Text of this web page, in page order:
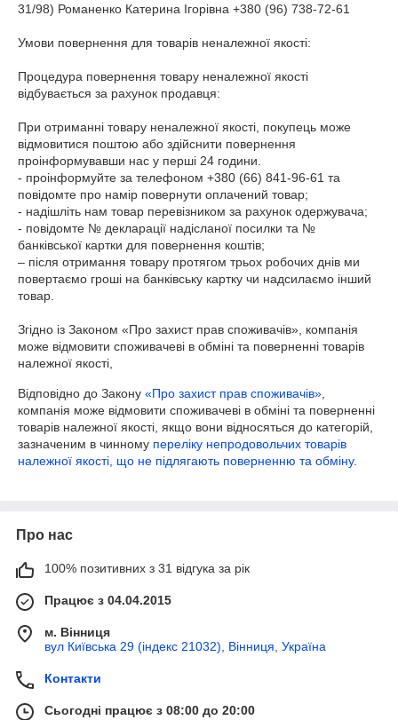
31/98) Романенко Катерина Ігорівна +380 (96) 738-72-61
Умови повернення для товарів неналежної якості:
Процедура повернення товару неналежної якості
відбувається за рахунок продавця:
При отриманні товару неналежної якості, покупець може
відмовитися поштою або здійснити повернення
проінформувавши нас у перші 24 години.
- проінформуйте за телефоном +380 (66) 841-96-61 та
повідомте про намір повернути оплачений товар;
- надішліть нам товар перевізником за рахунок одержувача;
- повідомте № декларації надісланої посилки та №
банківської картки для повернення коштів;
– після отримання товару протягом трьох робочих днів ми
повертаємо гроші на банківську картку чи надсилаємо інший
товар.
Згідно із Законом «Про захист прав споживачів», компанія
може відмовити споживачеві в обміні та поверненні товарів
належної якості,
Відповідно до Закону «Про захист прав споживачів»
компанія може відмовити споживачеві в обміні та поверненні
товарів належної якості, якщо вони відносяться до категорій,
зазначеним в чинному переліку непродовольчих товарів
належної якості, що не підлягають поверненню та обміну.
Про нас
100% позитивних з 31 відгука за рік
Працює з 04.04.2015
м. Вінниця
вул Київська 29 (індекс 21032), Вінниця, Україна
Контакти
Сьогодні працює з 08:00 до 20:00